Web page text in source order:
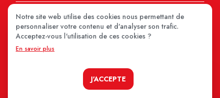
Notre site web utilise des cookies nous permettant de
personnaliser votre contenu et d'analyser son trafic.
Acceptez-vous l'utilisation de ces cookies ?
En savoir plus
J'ACCEPTE